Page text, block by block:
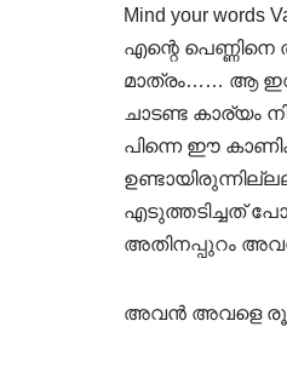
Mind your
എന്റെ
മാത്രം…… ആ
ചാടണ്ട കാര്യം
പിന്നെ ഈ
എടുത്തടിച്ചത്
അതിനപ്പുറം
അവൻ അവളെ